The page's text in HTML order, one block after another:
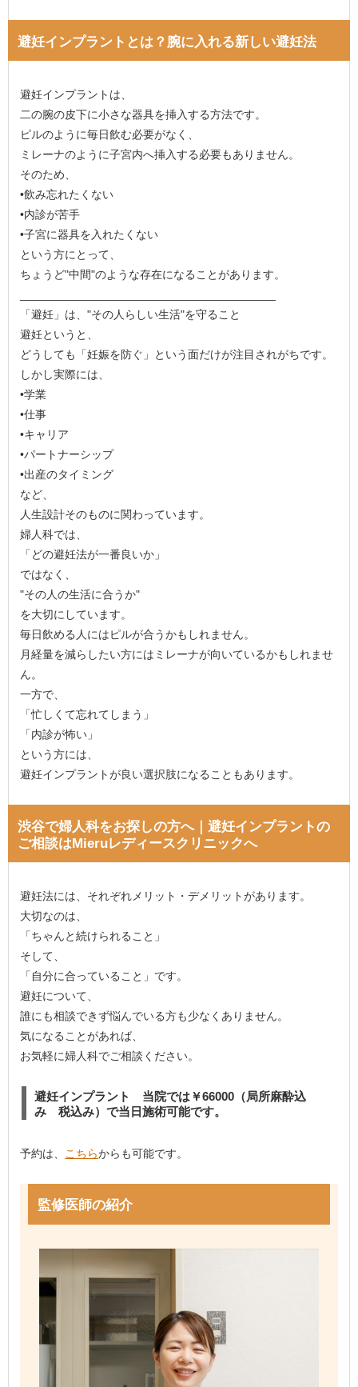
避妊インプラントとは？腕に入れる新しい避妊法
避妊インプラントは、
二の腕の皮下に小さな器具を挿入する方法です。
ピルのように毎日飲む必要がなく、
ミレーナのように子宮内へ挿入する必要もありません。
そのため、
•飲み忘れたくない
•内診が苦手
•子宮に器具を入れたくない
という方にとって、
ちょうど"中間"のような存在になることがあります。
「避妊」は、"その人らしい生活"を守ること
避妊というと、
どうしても「妊娠を防ぐ」という面だけが注目されがちです。
しかし実際には、
•学業
•仕事
•キャリア
•パートナーシップ
•出産のタイミング
など、
人生設計そのものに関わっています。
婦人科では、
「どの避妊法が一番良いか」
ではなく、
"その人の生活に合うか"
を大切にしています。
毎日飲める人にはピルが合うかもしれません。
月経量を減らしたい方にはミレーナが向いているかもしれませ
ん。
一方で、
「忙しくて忘れてしまう」
「内診が怖い」
という方には、
避妊インプラントが良い選択肢になることもあります。
渋谷で婦人科をお探しの方へ｜避妊インプラントの
ご相談はMieruレディースクリニックへ
避妊法には、それぞれメリット・デメリットがあります。
大切なのは、
「ちゃんと続けられること」
そして、
「自分に合っていること」です。
避妊について、
誰にも相談できず悩んでいる方も少なくありません。
気になることがあれば、
お気軽に婦人科でご相談ください。
避妊インプラント 当院では￥66000（局所麻酔込
み 税込み）で当日施術可能です。
予約は、 こちらからも可能です。
監修医師の紹介